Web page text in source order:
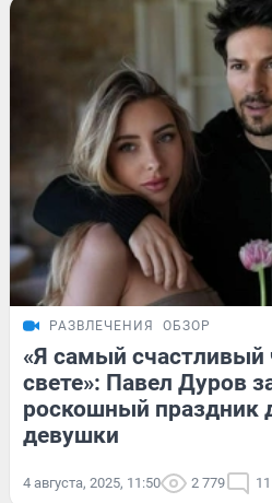
РАЗВЛЕЧЕНИЯ ОБЗОР
«Я самый счастливый
свете»: Павел Дуров
роскошный праздник
девушки
4 августа, 2025, 11:50 2 779 11